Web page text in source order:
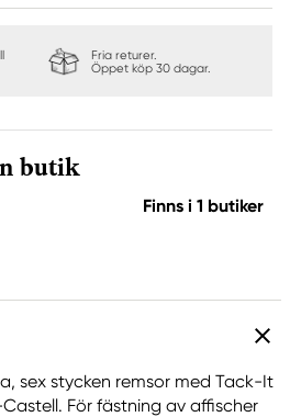
Fria returer.
Öppet köp 30 dagar.
butik
Finns i 1 butiker
sex stycken remsor med Tack-It
För fästning av affischer